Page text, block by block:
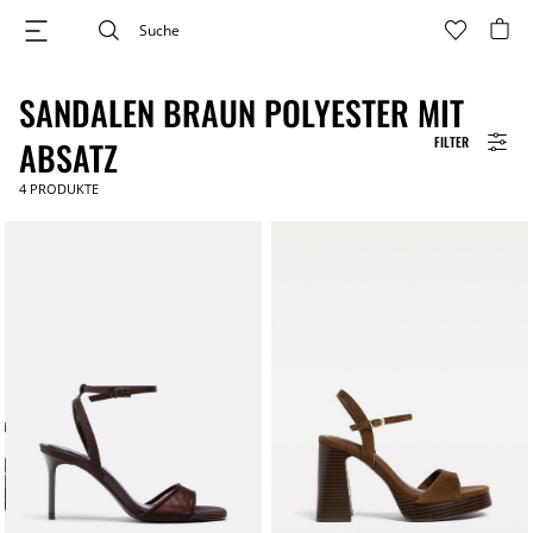
FILTER
SANDALEN BRAUN POLYESTER MIT
ABSATZ
4 PRODUKTE